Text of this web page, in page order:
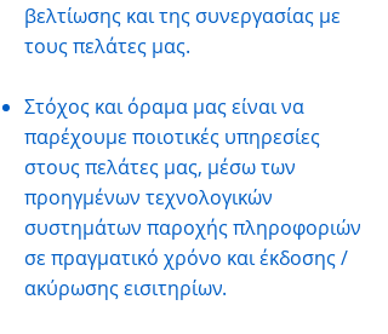
βελτίωσης και της συνεργασίας με
τους πελάτες μας.
Στόχος και όραμα μας είναι να
παρέχουμε ποιοτικές υπηρεσίες
στους πελάτες μας, μέσω των
προηγμένων τεχνολογικών
συστημάτων παροχής πληροφοριών
σε πραγματικό χρόνο και έκδοσης /
ακύρωσης εισιτηρίων.